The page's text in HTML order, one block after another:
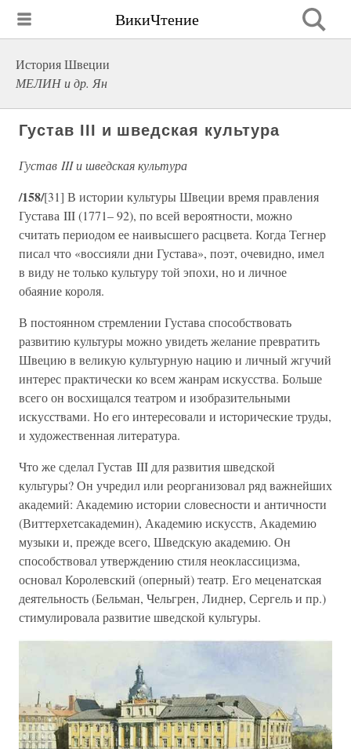
ВикиЧтение
История Швеции
МЕЛИН и др. Ян
Густав III и шведская культура
Густав III и шведская культура
/158/[31] В истории культуры Швеции время правления
Густава III (1771– 92), по всей вероятности, можно
считать периодом ее наивысшего расцвета. Когда Тегнер
писал что «воссияли дни Густава», поэт, очевидно, имел
в виду не только культуру той эпохи, но и личное
обаяние короля.
В постоянном стремлении Густава способствовать
развитию культуры можно увидеть желание превратить
Швецию в великую культурную нацию и личный жгучий
интерес практически ко всем жанрам искусства. Больше
всего он восхищался театром и изобразительными
искусствами. Но его интересовали и исторические труды,
и художественная литература.
Что же сделал Густав III для развития шведской
культуры? Он учредил или реорганизовал ряд важнейших
академий: Академию истории словесности и античности
(Виттерхетсакадемин), Академию искусств, Академию
музыки и, прежде всего, Шведскую академию. Он
способствовал утверждению стиля неоклассицизма,
основал Королевский (оперный) театр. Его меценатская
деятельность (Бельман, Чельгрен, Лиднер, Сергель и пр.)
стимулировала развитие шведской культуры.